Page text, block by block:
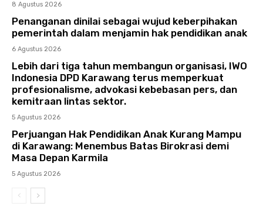
8 Agustus 2026
Penanganan dinilai sebagai wujud keberpihakan
pemerintah dalam menjamin hak pendidikan anak
6 Agustus 2026
Lebih dari tiga tahun membangun organisasi, IWO
Indonesia DPD Karawang terus memperkuat
profesionalisme, advokasi kebebasan pers, dan
kemitraan lintas sektor.
5 Agustus 2026
Perjuangan Hak Pendidikan Anak Kurang Mampu
di Karawang: Menembus Batas Birokrasi demi
Masa Depan Karmila
5 Agustus 2026